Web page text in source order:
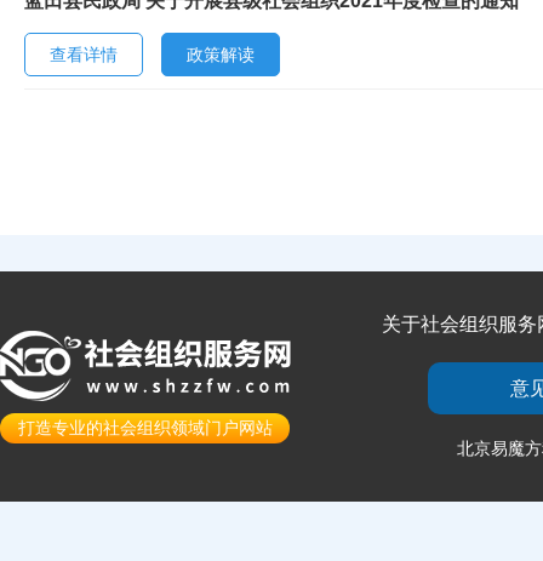
查看详情 政策解读
打造专业的社会组织领域门户网站
关于社会组织服务
意
北京易魔